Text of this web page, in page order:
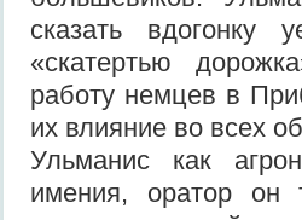
сказать
«скатертью
работу немцев в
их влияние во всех
Ульманис как
имения, оратор